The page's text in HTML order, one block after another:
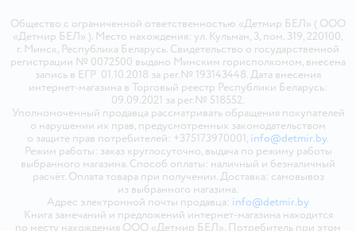
Общество с ограниченной ответственностью «Детмир БЕЛ» ( ООО
«Детмир БЕЛ» ). Место нахождения: ул. Кульман, 3, пом. 319, 220100,
г. Минск, Республика Беларусь. Свидетельство о государственной
регистрации № 0072500 выдано Минским горисполкомом, внесена
запись в ЕГР 01.10.2018 за рег.№ 193143448. Дата внесения
интернет-магазина в Торговый реестр Республики Беларусь:
09.09.2021 за рег.№ 518552.
Уполномоченный продавца рассматривать обращения покупателей
о нарушении их прав, предусмотренных законодательством
о защите прав потребителей: +375173970001, info@detmir.by.
Режим работы: заказ круглосуточно, выдача по режиму работы
выбранного магазина. Способ оплаты: наличный и безналичный
расчёт. Оплата товара при получении. Доставка: самовывоз
из выбранного магазина.
Адрес электронной почты продавца: info@detmir.by
Книга замечаний и предложений интернет-магазина находится
по месту нахождения ООО «Детмир БЕЛ». Потребитель при этом